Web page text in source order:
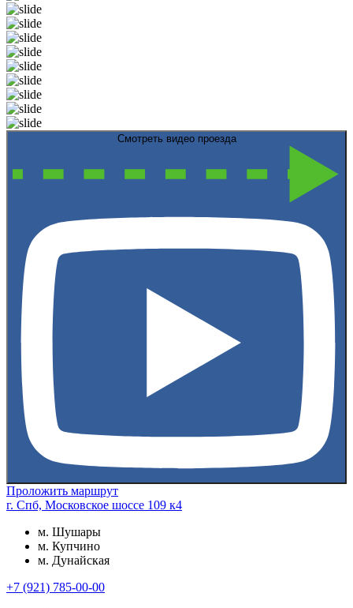
Смотреть видео проезда
Проложить маршрут
г. Спб, Московское шоссе 109 к4
м. Шушары
м. Купчино
м. Дунайская
+7 (921) 785-00-00